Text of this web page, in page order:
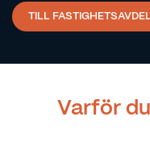
TILL
Varför